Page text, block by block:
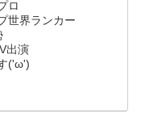
ロ
世界ランカー
出演
('ω')